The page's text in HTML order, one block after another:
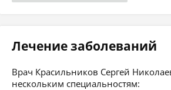
Лечение заболеваний
Врач Красильников Сергей
нескольким специальностям: